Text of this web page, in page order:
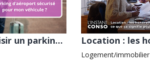
Comment choisir un parking d’aéroport sécurisé pour mon véhicule ? avec l'ADEIC
Logement/immobilier